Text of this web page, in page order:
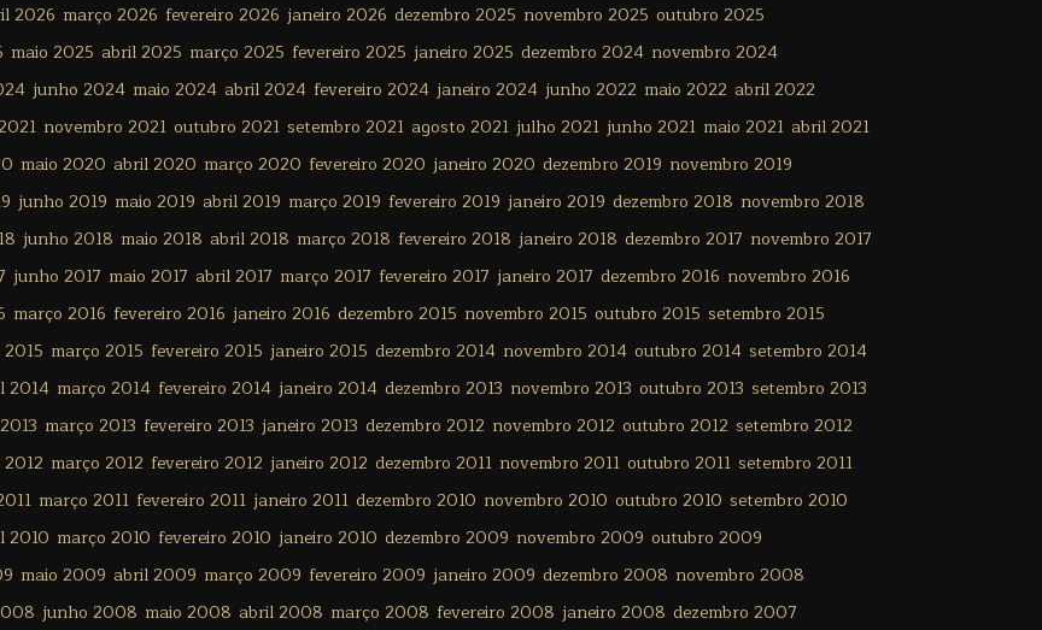
2026 março 2026 fevereiro 2026 janeiro 2026 dezembro 2025 novembro 2025 outubro 2025
maio 2025 abril 2025 março 2025 fevereiro 2025 janeiro 2025 dezembro 2024 novembro 2024
junho 2024 maio 2024 abril 2024 fevereiro 2024 janeiro 2024 junho 2022 maio 2022 abril 2022
novembro 2021 outubro 2021 setembro 2021 agosto 2021 julho 2021 junho 2021 maio 2021 abril 2021
maio 2020 abril 2020 março 2020 fevereiro 2020 janeiro 2020 dezembro 2019 novembro 2019
junho 2019 maio 2019 abril 2019 março 2019 fevereiro 2019 janeiro 2019 dezembro 2018 novembro 2018
junho 2018 maio 2018 abril 2018 março 2018 fevereiro 2018 janeiro 2018 dezembro 2017 novembro 2017
junho 2017 maio 2017 abril 2017 março 2017 fevereiro 2017 janeiro 2017 dezembro 2016 novembro 2016
março 2016 fevereiro 2016 janeiro 2016 dezembro 2015 novembro 2015 outubro 2015 setembro 2015
março 2015 fevereiro 2015 janeiro 2015 dezembro 2014 novembro 2014 outubro 2014 setembro 2014
2014 março 2014 fevereiro 2014 janeiro 2014 dezembro 2013 novembro 2013 outubro 2013 setembro 2013
março 2013 fevereiro 2013 janeiro 2013 dezembro 2012 novembro 2012 outubro 2012 setembro 2012
março 2012 fevereiro 2012 janeiro 2012 dezembro 2011 novembro 2011 outubro 2011 setembro 2011
março 2011 fevereiro 2011 janeiro 2011 dezembro 2010 novembro 2010 outubro 2010 setembro 2010
2010 março 2010 fevereiro 2010 janeiro 2010 dezembro 2009 novembro 2009 outubro 2009
maio 2009 abril 2009 março 2009 fevereiro 2009 janeiro 2009 dezembro 2008 novembro 2008
junho 2008 maio 2008 abril 2008 março 2008 fevereiro 2008 janeiro 2008 dezembro 2007